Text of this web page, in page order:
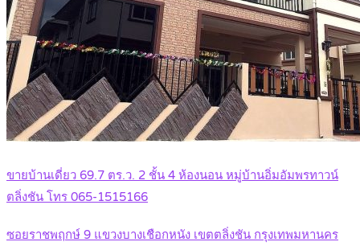
ขายบ้านเดี่ยว 69.7 ตร.ว. 2 ชั้น 4 ห้องนอน หมู่บ้านอิ่มอัมพรทาวน์
ตลิ่งชัน โทร 065-1515166
ซอยราชพฤกษ์ 9 แขวงบางเชือกหนัง เขตตลิ่งชัน กรุงเทพมหานคร